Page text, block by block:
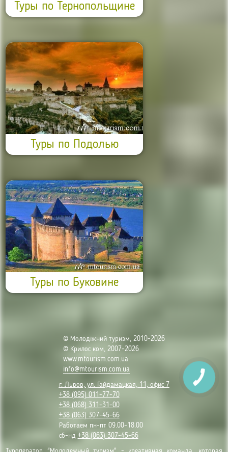
Туры по Тернопольщине
Туры по Подолью
Туры по Буковине
© Молодіжний туризм, 2010-2026
© Крилос ком, 2007-2026
www.mtourism.com.ua
info@mtourism.com.ua
г. Львов, ул. Гайдамацкая, 11, офис 7
+38 (095) 011-77-70
+38 (068) 311-31-00
+38 (063) 307-45-66
Работаем пн-пт 09.00-18.00
сб-нд +38 (063) 307-45-66